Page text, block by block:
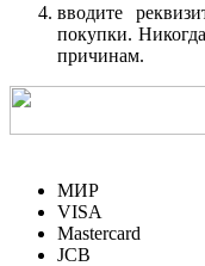
вводите
покупки.
причинам.
МИР
VISA
Mastercard
JCB